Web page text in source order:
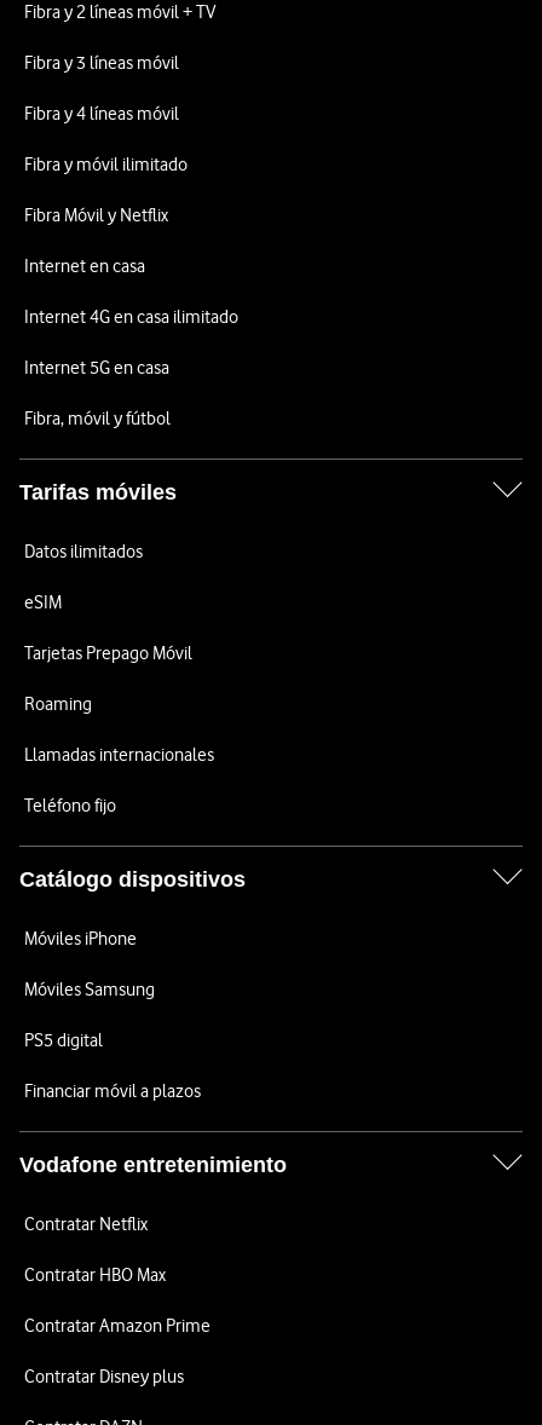
Fibra y 2 líneas móvil + TV
Fibra y 3 líneas móvil
Fibra y 4 líneas móvil
Fibra y móvil ilimitado
Fibra Móvil y Netflix
Internet en casa
Internet 4G en casa ilimitado
Internet 5G en casa
Fibra, móvil y fútbol
Tarifas móviles
Datos ilimitados
eSIM
Tarjetas Prepago Móvil
Roaming
Llamadas internacionales
Teléfono fijo
Catálogo dispositivos
Móviles iPhone
Móviles Samsung
PS5 digital
Financiar móvil a plazos
Vodafone entretenimiento
Contratar Netflix
Contratar HBO Max
Contratar Amazon Prime
Contratar Disney plus